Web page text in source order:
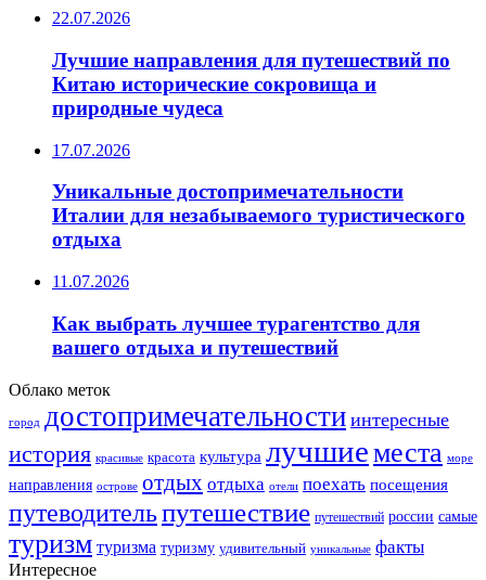
22.07.2026
Лучшие направления для путешествий по
Китаю исторические сокровища и
природные чудеса
17.07.2026
Уникальные достопримечательности
Италии для незабываемого туристического
отдыха
11.07.2026
Как выбрать лучшее турагентство для
вашего отдыха и путешествий
Облако меток
город достопримечательности интересные
история красивые красота культура лучшиеместа море
направления острове отдых отдыха отели поехать посещения
путеводительпутешествие путешествий россии самые
туризм туризма туризму удивительный уникальные факты
Интересное